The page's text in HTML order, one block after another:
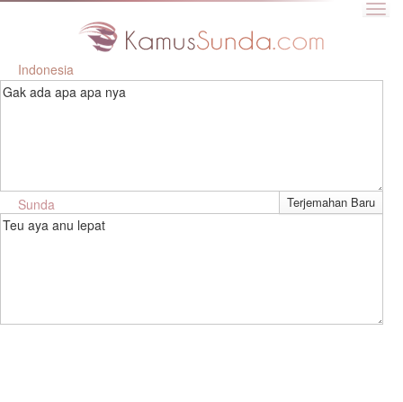
Indonesia
Gak ada apa apa nya
Sunda
Teu aya anu lepat